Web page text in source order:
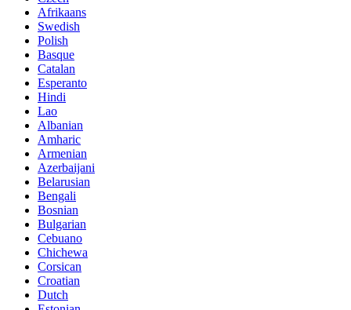
Afrikaans
Swedish
Polish
Basque
Catalan
Esperanto
Hindi
Lao
Albanian
Amharic
Armenian
Azerbaijani
Belarusian
Bengali
Bosnian
Bulgarian
Cebuano
Chichewa
Corsican
Croatian
Dutch